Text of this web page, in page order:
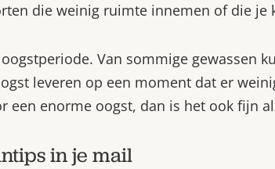
die weinig ruimte innemen of die je
Van sommige gewassen
leveren op een moment dat er
een enorme oogst, dan is het ook fijn
in je mail